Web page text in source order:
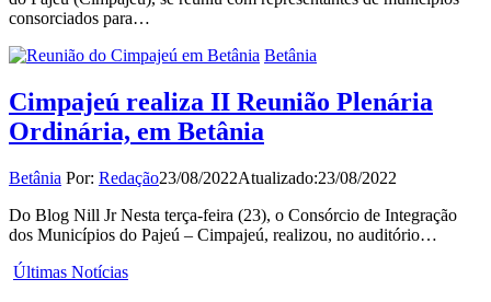
consorciados para…
Betânia
Cimpajeú realiza II Reunião Plenária
Ordinária, em Betânia
Betânia Por: Redação23/08/2022Atualizado:23/08/2022
Do Blog Nill Jr Nesta terça-feira (23), o Consórcio de Integração
dos Municípios do Pajeú – Cimpajeú, realizou, no auditório…
Últimas Notícias